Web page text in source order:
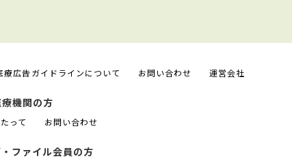
療広告ガイドラインについて お問い合わせ 運営会社
療機関の方
って お問い合わせ
・ファイル会員の方